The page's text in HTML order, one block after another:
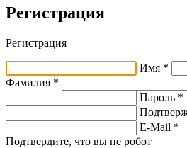
Регистрация
Регистрация
Имя *
Фамилия *
Пароль *
E-Mail *
Подтвердите, что вы не робот